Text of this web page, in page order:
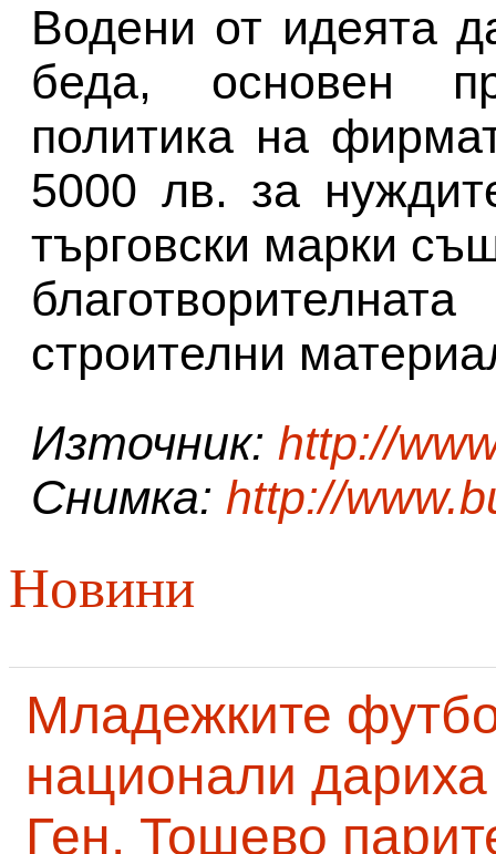
Водени от идеята
беда, основен
политика на
5000 лв. за
търговски марки
строителни
Източник: http://
Снимка: http://
Новини
Младежките
национали
Ген. Тошево